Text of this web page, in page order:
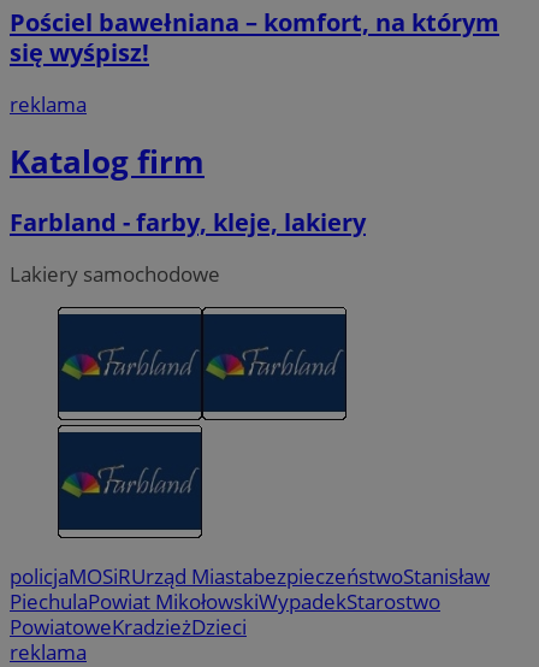
Pościel bawełniana – komfort, na którym
się wyśpisz!
reklama
Katalog firm
Farbland - farby, kleje, lakiery
Lakiery samochodowe
policjaMOSiRUrząd MiastabezpieczeństwoStanisław
PiechulaPowiat MikołowskiWypadekStarostwo
PowiatoweKradzieżDzieci
reklama